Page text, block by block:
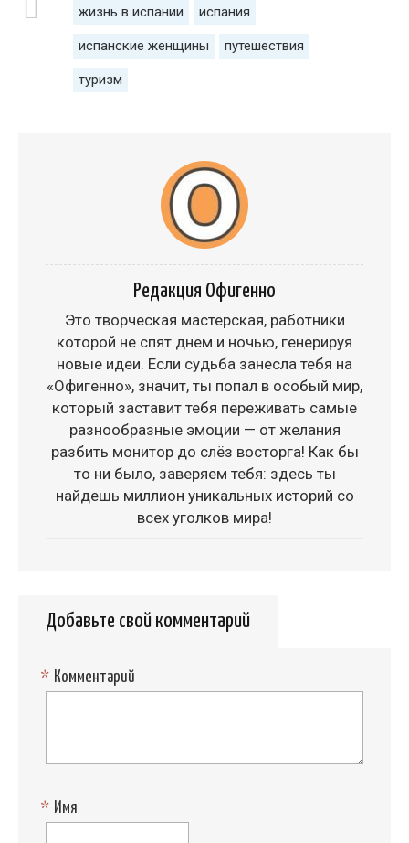
жизнь в испании испания
испанские женщины путешествия
туризм
Редакция Офигенно
Это творческая мастерская, работники
которой не спят днем и ночью, генерируя
новые идеи. Если судьба занесла тебя на
«Офигенно», значит, ты попал в особый мир,
который заставит тебя переживать самые
разнообразные эмоции — от желания
разбить монитор до слёз восторга! Как бы
то ни было, заверяем тебя: здесь ты
найдешь миллион уникальных историй со
всех уголков мира!
Добавьте свой комментарий
Комментарий
*
Имя
*